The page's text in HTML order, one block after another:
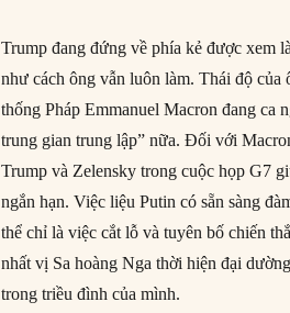
Trump đang đứng về phía kẻ được xem
như cách ông vẫn luôn làm. Thái độ
thống Pháp Emmanuel Macron đang
trung gian trung lập” nữa. Đối với
Trump và Zelensky trong cuộc họp G7
ngắn hạn. Việc liệu Putin có sẵn sàng
thể chỉ là việc cắt lỗ và tuyên bố chiến
nhất vị Sa hoàng Nga thời hiện đại
trong triều đình của mình.